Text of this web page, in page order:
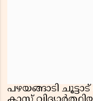
പഴയങ്ങാടി